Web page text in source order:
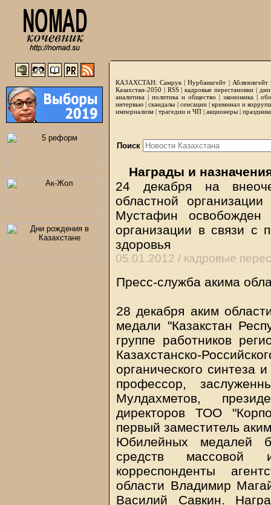
КАЗАХСТАН: Самрук |Нурбанкгейт | Аблязовгейт
Казахстан-2050 | RSS|кадровые перестановки|
аналитика | политика и общество | экономика |
интервью |скандалы | сенсации|криминал и
империализм | трагедии и ЧП | акционеры |
Поиск
Награды и
24 декабря на
областной
Мустафин освобожден
организации в связи с
здоровья
05.01.2012 / кадровые
Пресс-служба акима
28 декабря аким
медали "Казакстан
группе работников
Казахстанско-
органического синтеза
профессор,
Мулдахметов,
директоров ТОО
первый заместитель
Юбилейных медалей
средств массовой
корреспонденты
области Владимир
Василий Савкин.